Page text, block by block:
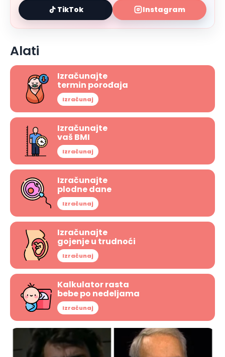
TikTok Instagram
Alati
Izračunajte
termin porođaja
Izračunaj
Izračunajte
vaš BMI
Izračunaj
Izračunajte
plodne dane
Izračunaj
Izračunajte
gojenje u trudnoći
Izračunaj
Kalkulator rasta
bebe po nedeljama
Izračunaj